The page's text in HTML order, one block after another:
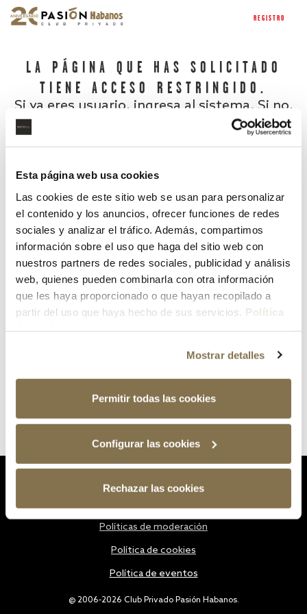
Esta página web usa cookies
Las cookies de este sitio web se usan para personalizar
el contenido y los anuncios, ofrecer funciones de redes
sociales y analizar el tráfico. Además, compartimos
información sobre el uso que haga del sitio web con
nuestros partners de redes sociales, publicidad y análisis
web, quienes pueden combinarla con otra información
que les haya proporcionado o que hayan recopilado a
partir del uso que haya hecho de sus servicios. Política
Mostrar detalles
Permitir todas las cookies
Configurar las cookies
Rechazar las cookies
REGISTRO
LA PÁGINA QUE HAS SOLICITADO
TIENE ACCESO RESTRINGIDO.
Si ya eres usuario, ingresa al sistema. Si no,
¿Has olvidado tu contraseña?
@ 2006-2026 Club Privado Pasión Habanos.
Políticas de moderación
Política de cookies
Política de eventos